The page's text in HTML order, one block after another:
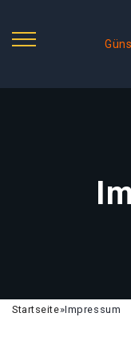
Startseite»Impressum